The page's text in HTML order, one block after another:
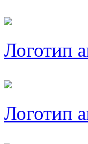
Логотип
Логотип